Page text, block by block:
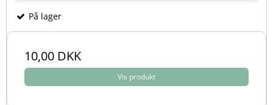
På lager
10,00 DKK
Vis produkt